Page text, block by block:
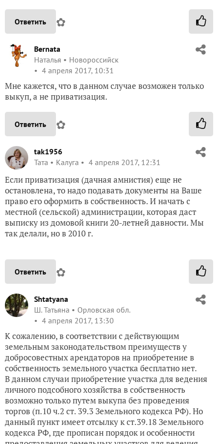
Ответить ✿
Bernata
Наталья
Новороссийск
4 апреля 2017, 10:31
Мне кажется, что в данном случае возможен только
выкуп, а не приватизация.
Ответить ✿
tak1956
Taта
Калуга 4 апреля 2017, 12:31
Если приватизация (дачная амнистия) еще не
остановлена, то надо подавать документы на Ваше
право его оформить в собственность. И начать с
местной (сельской) администрации, которая даст
выписку из домовой книги 20-летней давности. Мы
так делали, но в 2010 г.
Ответить ✿
Shtatyana
Ш. Татьяна
Орловская обл.
4 апреля 2017, 13:30
К сожалению, в соответствии с действующим
земельным законодательством преимуществ у
добросовестных арендаторов на приобретение в
собственность земельного участка бесплатно нет.
В данном случаи приобретение участка для ведения
личного подсобного хозяйства в собственность
возможно только путем выкупа без проведения
торгов (п.10 ч.2 ст. 39.3 Земельного кодекса РФ). Но
данный пункт имеет отсылку к ст.39.18 Земельного
кодекса РФ, где прописан порядок и особенности